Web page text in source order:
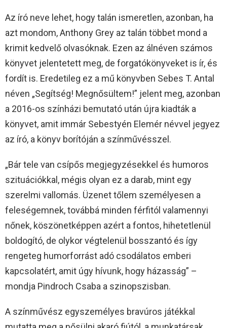
Az író neve lehet, hogy talán ismeretlen, azonban, ha
azt mondom, Anthony Grey az talán többet mond a
krimit kedvelő olvasóknak. Ezen az álnéven számos
könyvet jelentetett meg, de forgatókönyveket is ír, és
fordít is. Eredetileg ez a mű könyvben Sebes T. Antal
néven „Segítség! Megnősültem!” jelent meg, azonban
a 2016-os színházi bemutató után újra kiadták a
könyvet, amit immár Sebestyén Elemér névvel jegyez
az író, a könyv borítóján a színművésszel.
„Bár tele van csípős megjegyzésekkel és humoros
szituációkkal, mégis olyan ez a darab, mint egy
szerelmi vallomás. Üzenet tőlem személyesen a
feleségemnek, továbbá minden férfitól valamennyi
nőnek, köszönetképpen azért a fontos, hihetetlenül
boldogító, de olykor végtelenül bosszantó és így
rengeteg humorforrást adó csodálatos emberi
kapcsolatért, amit úgy hívunk, hogy házasság” –
mondja Pindroch Csaba a szinopszisban.
A színművész egyszemélyes bravúros játékkal